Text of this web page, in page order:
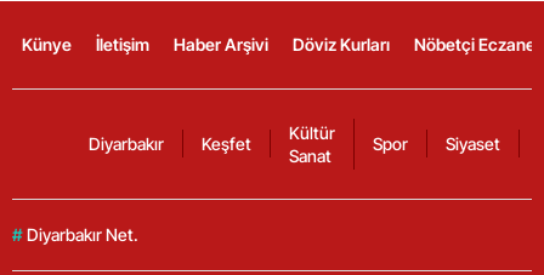
Künye İletişim Haber Arşivi Döviz Kurları Nöbetçi
Diyarbakır Keşfet
Kültür
Sanat
Spor Siyaset
# Diyarbakır Net.